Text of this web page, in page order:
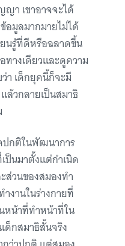
า เขาอาจจะได้
อมูลมากมายไม่ได้
ยนรู้ที่ดีหรือฉลาดขึ้น
ทางเดียวและดูความ
า เด็กยุคนี้ก็จะมี
ล้วกลายเป็นสมาธิ
กติในพัฒนาการ
ป็นมาตั้งแต่กำเนิด
ส่วนของสมองทำ
งานในร่างกายที่
หน้าที่ทำหน้าที่ใน
ด็กสมาธิสั้นจริง